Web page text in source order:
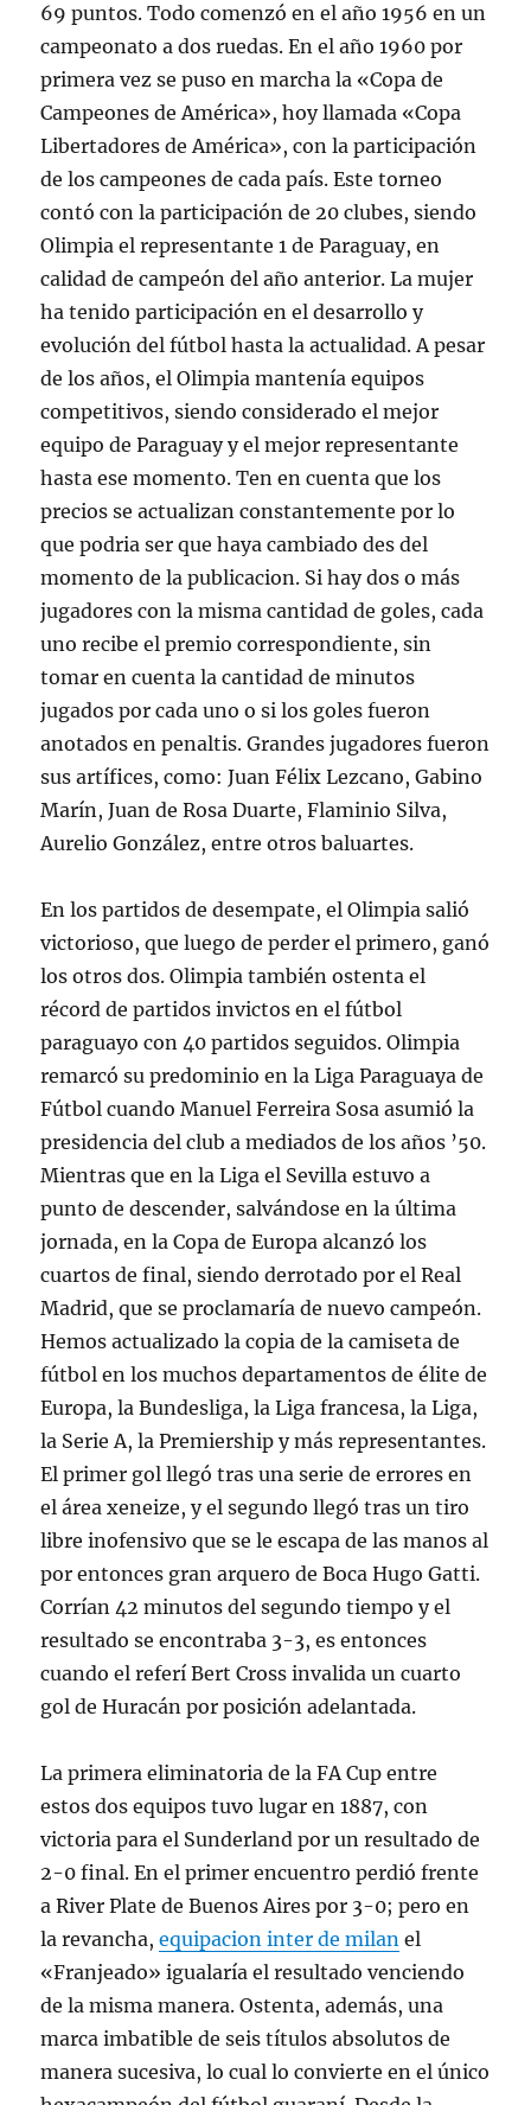
69 puntos. Todo comenzó en el año 1956 en un
campeonato a dos ruedas. En el año 1960 por
primera vez se puso en marcha la «Copa de
Campeones de América», hoy llamada «Copa
Libertadores de América», con la participación
de los campeones de cada país. Este torneo
contó con la participación de 20 clubes, siendo
Olimpia el representante 1 de Paraguay, en
calidad de campeón del año anterior. La mujer
ha tenido participación en el desarrollo y
evolución del fútbol hasta la actualidad. A pesar
de los años, el Olimpia mantenía equipos
competitivos, siendo considerado el mejor
equipo de Paraguay y el mejor representante
hasta ese momento. Ten en cuenta que los
precios se actualizan constantemente por lo
que podria ser que haya cambiado des del
momento de la publicacion. Si hay dos o más
jugadores con la misma cantidad de goles, cada
uno recibe el premio correspondiente, sin
tomar en cuenta la cantidad de minutos
jugados por cada uno o si los goles fueron
anotados en penaltis. Grandes jugadores fueron
sus artífices, como: Juan Félix Lezcano, Gabino
Marín, Juan de Rosa Duarte, Flaminio Silva,
Aurelio González, entre otros baluartes.
En los partidos de desempate, el Olimpia salió
victorioso, que luego de perder el primero, ganó
los otros dos. Olimpia también ostenta el
récord de partidos invictos en el fútbol
paraguayo con 40 partidos seguidos. Olimpia
remarcó su predominio en la Liga Paraguaya de
Fútbol cuando Manuel Ferreira Sosa asumió la
presidencia del club a mediados de los años ’50.
Mientras que en la Liga el Sevilla estuvo a
punto de descender, salvándose en la última
jornada, en la Copa de Europa alcanzó los
cuartos de final, siendo derrotado por el Real
Madrid, que se proclamaría de nuevo campeón.
Hemos actualizado la copia de la camiseta de
fútbol en los muchos departamentos de élite de
Europa, la Bundesliga, la Liga francesa, la Liga,
la Serie A, la Premiership y más representantes.
El primer gol llegó tras una serie de errores en
el área xeneize, y el segundo llegó tras un tiro
libre inofensivo que se le escapa de las manos al
por entonces gran arquero de Boca Hugo Gatti.
Corrían 42 minutos del segundo tiempo y el
resultado se encontraba 3-3, es entonces
cuando el referí Bert Cross invalida un cuarto
gol de Huracán por posición adelantada.
La primera eliminatoria de la FA Cup entre
estos dos equipos tuvo lugar en 1887, con
victoria para el Sunderland por un resultado de
2-0 final. En el primer encuentro perdió frente
a River Plate de Buenos Aires por 3-0; pero en
la revancha,equipacion inter de milan el
«Franjeado» igualaría el resultado venciendo
de la misma manera. Ostenta, además, una
marca imbatible de seis títulos absolutos de
manera sucesiva, lo cual lo convierte en el único